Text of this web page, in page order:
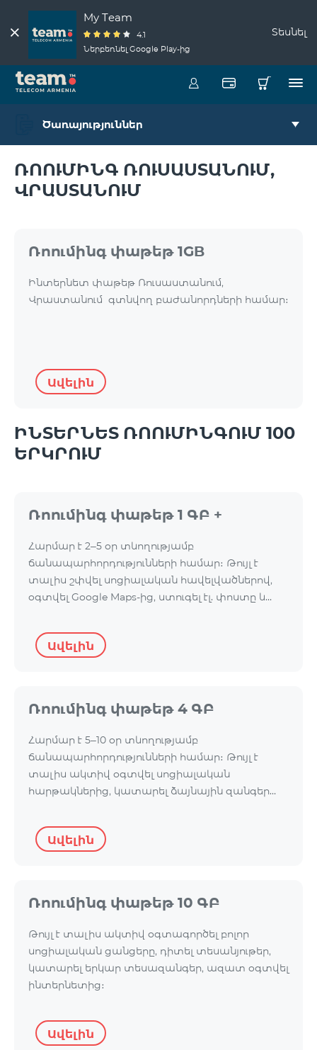
My Team
4.1
Ներբեռնել Google Play-ից
Տեսնել
Ծառայություններ
ՌՈՈՒՄԻՆԳ ՌՈՒՍԱՍՏԱՆՈՒՄ,
ՎՐԱՍՏԱՆՈՒՄ
Ռոումինգ փաթեթ 1GB
Ինտերնետ փաթեթ Ռուսաստանում,
Վրաստանում գտնվող բաժանորդների համար։
Ավելին
ԻՆՏԵՐՆԵՏ ՌՈՈՒՄԻՆԳՈՒՄ 100
ԵՐԿՐՈՒՄ
Ռոումինգ փաթեթ 1 ԳԲ +
Հարմար է 2–5 օր տևողությամբ
ճանապարհորդությունների համար։ Թույլ է
տալիս շփվել սոցիալական հավելվածներով,
օգտվել Google Maps-ից, ստուգել էլ. փոստը և…
Ավելին
Ռոումինգ փաթեթ 4 ԳԲ
Հարմար է 5–10 օր տևողությամբ
ճանապարհորդությունների համար։ Թույլ է
տալիս ակտիվ օգտվել սոցիալական
հարթակներից, կատարել ձայնային զանգեր…
Ավելին
Ռոումինգ փաթեթ 10 ԳԲ
Թույլ է տալիս ակտիվ օգտագործել բոլոր
սոցիալական ցանցերը, դիտել տեսանյութեր,
կատարել երկար տեսազանգեր, ազատ օգտվել
ինտերնետից։
Ավելին